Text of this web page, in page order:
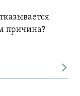
причина?